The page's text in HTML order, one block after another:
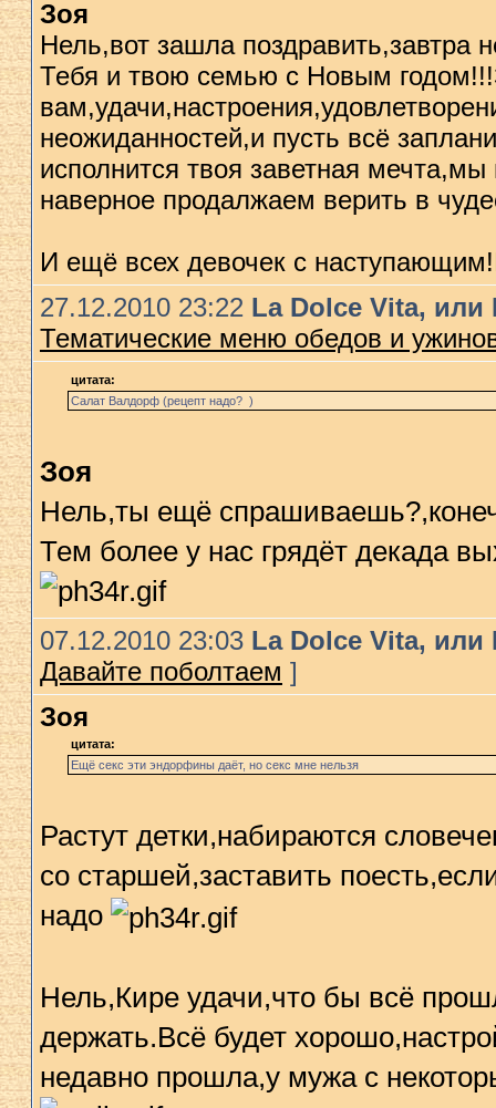
Зоя
Нель,вот зашла поздравить,завтра
Тебя и твою семью с Новым
неожиданностей,и пусть всё
исполнится твоя заветная мечта,мы
наверное продалжаем верить в
И ещё всех девочек с
27.12.2010 23:22 La Dolce Vita,
Тематические меню обедов и
цитата:
Салат Валдорф (рецепт надо? )
Зоя
Нель,ты ещё
Тем более у нас грядёт декада
07.12.2010 23:03 La Dolce Vita,
Давайте поболтаем ]
Зоя
цитата:
Ещё секс эти эндорфины даёт, но секс мне нельзя
Растут детки,набираются
со старшей,заставить
надо
Нель,Кире удачи,что бы всё
держать.Всё будет
недавно прошла,у мужа с